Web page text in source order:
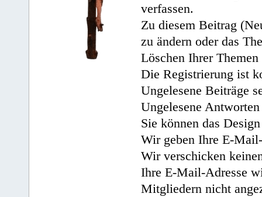
verfassen.
Zu diesem Beitrag
zu ändern oder das
Löschen Ihrer
Die Registrierung ist
Ungelesene Beiträge
Ungelesene
Sie können das
Wir geben Ihre E-
Wir verschicken
Ihre E-Mail-Adresse
Mitgliedern nicht